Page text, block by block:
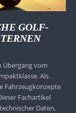
GOLF-
Übergang vom
Als
Fahrzeugkonzepte
Fachartikel
Daten,